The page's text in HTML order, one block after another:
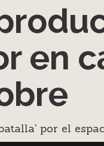
en
por el